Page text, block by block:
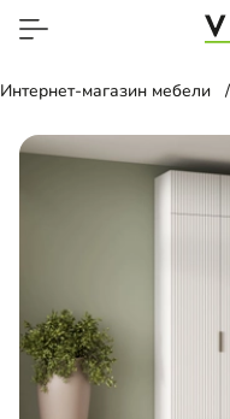
Интернет-магазин мебели